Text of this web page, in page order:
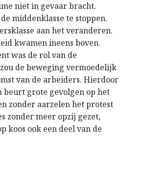
niet in gevaar bracht.
middenklasse te stoppen.
aan het veranderen.
kwamen ineens boven.
was de rol van de
de beweging vermoedelijk
van de arbeiders. Hierdoor
beurt grote gevolgen op het
zonder aarzelen het protest
zonder meer opzij gezet,
koos ook een deel van de